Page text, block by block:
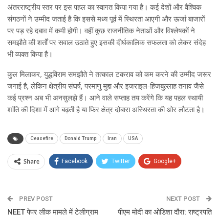
अंतरराष्ट्रीय स्तर पर इस पहल का स्वागत किया गया है। कई देशों और वैश्विक
संगठनों ने उम्मीद जताई है कि इससे मध्य पूर्व में स्थिरता आएगी और ऊर्जा बाजारों
पर पड़ रहे दबाव में कमी होगी। वहीं कुछ राजनीतिक नेताओं और विश्लेषकों ने
समझौते की शर्तों पर सवाल उठाते हुए इसकी दीर्घकालिक सफलता को लेकर संदेह
भी व्यक्त किया है।
कुल मिलाकर, युद्धविराम समझौते ने तत्काल टकराव को कम करने की उम्मीद जरूर
जगाई है, लेकिन क्षेत्रीय संघर्ष, परमाणु मुद्दा और इजराइल-हिजबुल्लाह तनाव जैसे
कई प्रश्न अब भी अनसुलझे हैं। आने वाले सप्ताह तय करेंगे कि यह पहल स्थायी
शांति की दिशा में आगे बढ़ती है या फिर क्षेत्र दोबारा अस्थिरता की ओर लौटता है।
Ceasefire Donald Trump Iran USA
Share Facebook Twitter Google+
Email
PREV POST
NEET पेपर लीक मामले में टेलीग्राम
NEXT POST
पीएम मोदी का ओडिशा दौरा: राष्ट्रपति